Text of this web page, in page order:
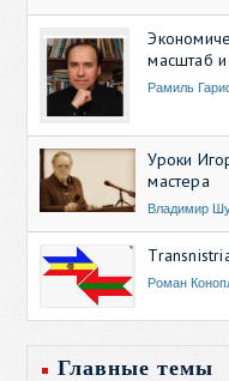
масштаб
Рамиль
Уроки
мастера
Владимир
Роман
Главные темы